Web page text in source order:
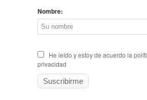
Nombre:
He leído y estoy de acuerdo la
privacidad